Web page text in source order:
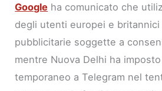
Google ha comunicato che
degli utenti europei e
pubblicitarie soggette a
mentre Nuova Delhi ha
temporaneo a Telegram nel